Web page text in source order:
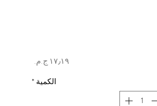
السعر
الكمية *